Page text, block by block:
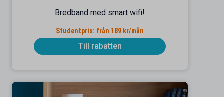
Bredband med smart wifi!
Studentpris: från 189 kr/mån
Till rabatten